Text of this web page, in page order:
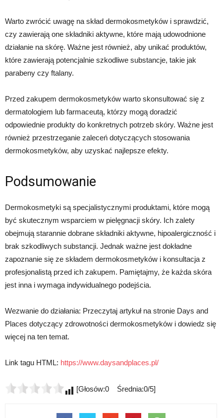
Warto zwrócić uwagę na skład dermokosmetyków i sprawdzić,
czy zawierają one składniki aktywne, które mają udowodnione
działanie na skórę. Ważne jest również, aby unikać produktów,
które zawierają potencjalnie szkodliwe substancje, takie jak
parabeny czy ftalany.
Przed zakupem dermokosmetyków warto skonsultować się z
dermatologiem lub farmaceutą, którzy mogą doradzić
odpowiednie produkty do konkretnych potrzeb skóry. Ważne jest
również przestrzeganie zaleceń dotyczących stosowania
dermokosmetyków, aby uzyskać najlepsze efekty.
Podsumowanie
Dermokosmetyki są specjalistycznymi produktami, które mogą
być skutecznym wsparciem w pielęgnacji skóry. Ich zalety
obejmują starannie dobrane składniki aktywne, hipoalergiczność i
brak szkodliwych substancji. Jednak ważne jest dokładne
zapoznanie się ze składem dermokosmetyków i konsultacja z
profesjonalistą przed ich zakupem. Pamiętajmy, że każda skóra
jest inna i wymaga indywidualnego podejścia.
Wezwanie do działania: Przeczytaj artykuł na stronie Days and
Places dotyczący zdrowotności dermokosmetyków i dowiedz się
więcej na ten temat.
Link tagu HTML: https://www.daysandplaces.pl/
[Głosów:0 Średnia:0/5]